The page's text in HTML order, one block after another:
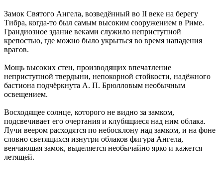
Замок Святого Ангела, возведённый во II веке на берегу
Тибра, когда-то был самым высоким сооружением в Риме.
Грандиозное здание веками служило неприступной
крепостью, где можно было укрыться во время нападения
врагов.
Мощь высоких стен, производящих впечатление
неприступной твердыни, непокорной стойкости, надёжного
бастиона подчёркнута А. П. Брюлловым необычным
освещением.
Восходящее солнце, которого не видно за замком,
подсвечивает его очертания и клубящиеся над ним облака.
Лучи веером расходятся по небосклону над замком, и на фоне
словно светящихся изнутри облаков фигура Ангела,
венчающая замок, выделяется необычайно ярко и кажется
летящей.